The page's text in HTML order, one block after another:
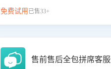
免费试用 已售33+
售前售后全包拼席客